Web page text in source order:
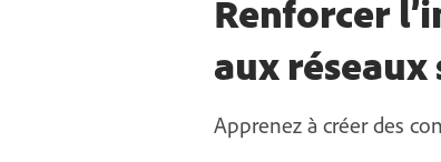
Renforcer
aux réseaux
Apprenez à créer des